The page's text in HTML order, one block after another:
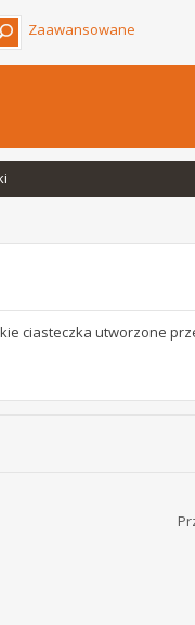
Zaawansowane
ciasteczka utworzone